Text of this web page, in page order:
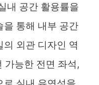
내 공간 활용률을
을 통해 내부 공간
외관 디자인 역
가능한 전면 좌석,